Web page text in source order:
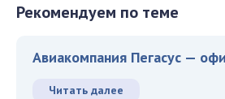
Рекомендуем по теме
Авиакомпания Пегасус —
Читать далее